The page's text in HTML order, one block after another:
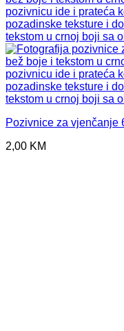
Pozivnice za vjenčanje
2,00 KM